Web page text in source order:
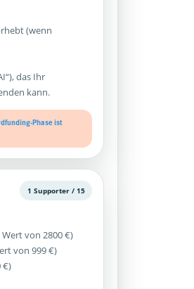
(wenn
das Ihr
kann.
Phase ist
1 Supporter / 15
von 2800 €)
von 999 €)
€)